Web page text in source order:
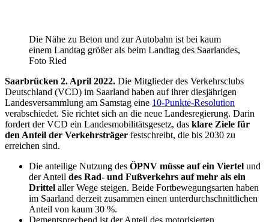
Die Nähe zu Beton und zur Autobahn ist bei kaum
einem Landtag größer als beim Landtag des Saarlandes,
Foto Ried
Saarbrücken 2. April 2022. Die Mitglieder des Verkehrsclubs
Deutschland (VCD) im Saarland haben auf ihrer diesjährigen
Landesversammlung am Samstag eine 10-Punkte-Resolution
verabschiedet. Sie richtet sich an die neue Landesregierung. Darin
fordert der VCD ein Landesmobilitätsgesetz, das klare Ziele für
den Anteil der Verkehrsträger festschreibt, die bis 2030 zu
erreichen sind.
Die anteilige Nutzung des ÖPNV müsse auf ein Viertel und
der Anteil des Rad- und Fußverkehrs auf mehr als ein
Drittel aller Wege steigen. Beide Fortbewegungsarten haben
im Saarland derzeit zusammen einen unterdurchschnittlichen
Anteil von kaum 30 %.
Dementsprechend ist der Anteil des motorisierten